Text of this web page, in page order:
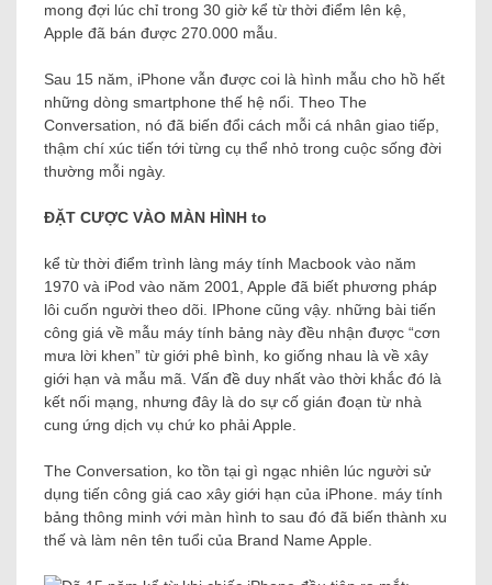
mong đợi lúc chỉ trong 30 giờ kể từ thời điểm lên kệ,
Apple đã bán được 270.000 mẫu.
Sau 15 năm, iPhone vẫn được coi là hình mẫu cho hồ hết
những dòng smartphone thế hệ nổi. Theo The
Conversation, nó đã biến đổi cách mỗi cá nhân giao tiếp,
thậm chí xúc tiến tới từng cụ thể nhỏ trong cuộc sống đời
thường mỗi ngày.
ĐẶT CƯỢC VÀO MÀN HÌNH to
kể từ thời điểm trình làng máy tính Macbook vào năm
1970 và iPod vào năm 2001, Apple đã biết phương pháp
lôi cuốn người theo dõi. IPhone cũng vậy. những bài tiến
công giá về mẫu máy tính bảng này đều nhận được “cơn
mưa lời khen” từ giới phê bình, ko giống nhau là về xây
giới hạn và mẫu mã. Vấn đề duy nhất vào thời khắc đó là
kết nối mạng, nhưng đây là do sự cố gián đoạn từ nhà
cung ứng dịch vụ chứ ko phải Apple.
The Conversation, ko tồn tại gì ngạc nhiên lúc người sử
dụng tiến công giá cao xây giới hạn của iPhone. máy tính
bảng thông minh với màn hình to sau đó đã biến thành xu
thế và làm nên tên tuổi của Brand Name Apple.